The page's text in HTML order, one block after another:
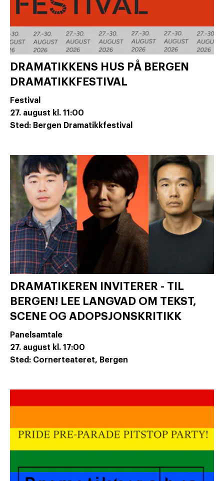
DRAMATIKKENS HUS PÅ BERGEN
DRAMATIKKFESTIVAL
Festival
27. august kl. 11:00
Sted: Bergen Dramatikkfestival
DRAMATIKEREN INVITERER - TIL
BERGEN! LEE LANGVAD OM TEKST,
SCENE OG ADOPSJONSKRITIKK
Panelsamtale
27. august kl. 17:00
Sted: Cornerteateret, Bergen